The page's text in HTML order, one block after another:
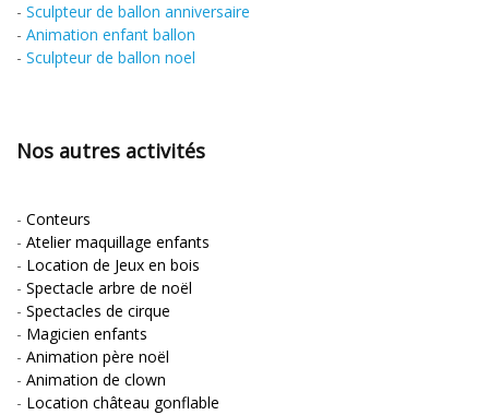
- Sculpteur de ballon anniversaire
- Animation enfant ballon
- Sculpteur de ballon noel
Nos autres activités
- Conteurs
- Atelier maquillage enfants
- Location de Jeux en bois
- Spectacle arbre de noël
- Spectacles de cirque
- Magicien enfants
- Animation père noël
- Animation de clown
- Location château gonflable